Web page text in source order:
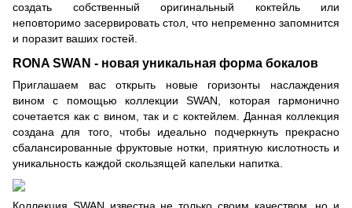
создать собственный оригинальный коктейль или
неповторимо засервировать стол, что непременно запомнится
и поразит ваших гостей.
RONA SWAN - новая уникальная форма бокалов
Приглашаем вас открыть новые горизонты наслаждения
вином с помощью коллекции SWAN, которая гармонично
сочетается как с вином, так и с коктейлем. Данная коллекция
создана для того, чтобы идеально подчеркнуть прекрасно
сбалансированные фруктовые нотки, приятную кислотность и
уникальность каждой скользящей капельки напитка.